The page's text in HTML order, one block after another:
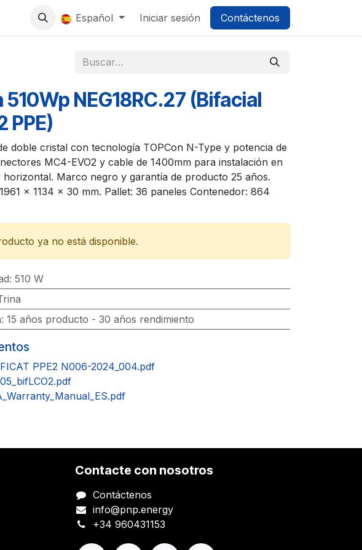
0 Español Iniciar sesión Contáctenos
510Wp NEG18RC.27 (Bifacial
PPE)
doble cristal con tecnología TOPCon N-Type y potencia de
MC4-EVO2 y cable de 1400mm para instalación en
horizontal. Marco negro y garantía de producto 25 años.
x 1134 x 30 mm. Pallet: 36 paneles Contenedor: 864
ya no está disponible.
: 510 W
: 15 años producto - 30 años rendimiento
PPE2 N006-2024_004.pdf
Contacte con nosotros
Contáctenos
info@pnp.energy
+34 960431153